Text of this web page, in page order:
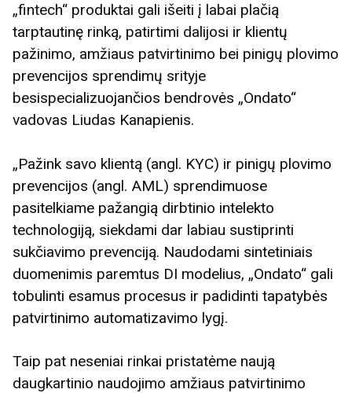
„fintech“ produktai gali išeiti į labai plačią
tarptautinę rinką, patirtimi dalijosi ir klientų
pažinimo, amžiaus patvirtinimo bei pinigų plovimo
prevencijos sprendimų srityje
besispecializuojančios bendrovės „Ondato“
vadovas Liudas Kanapienis.
„Pažink savo klientą (angl. KYC) ir pinigų plovimo
prevencijos (angl. AML) sprendimuose
pasitelkiame pažangią dirbtinio intelekto
technologiją, siekdami dar labiau sustiprinti
sukčiavimo prevenciją. Naudodami sintetiniais
duomenimis paremtus DI modelius, „Ondato“ gali
tobulinti esamus procesus ir padidinti tapatybės
patvirtinimo automatizavimo lygį.
Taip pat neseniai rinkai pristatėme naują
daugkartinio naudojimo amžiaus patvirtinimo